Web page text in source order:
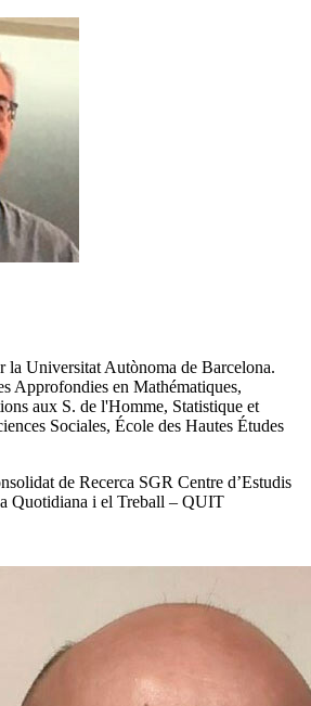
la Universitat Autònoma de Barcelona.
Approfondies en Mathématiques,
aux S. de l'Homme, Statistique et
Sociales, École des Hautes Études
de Recerca SGR Centre d’Estudis
Quotidiana i el Treball – QUIT